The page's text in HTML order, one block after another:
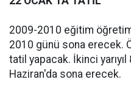
2009-2010 eğitim öğretim
2010 günü sona erecek.
tatil yapacak. İkinci
Haziran'da sona erecek.